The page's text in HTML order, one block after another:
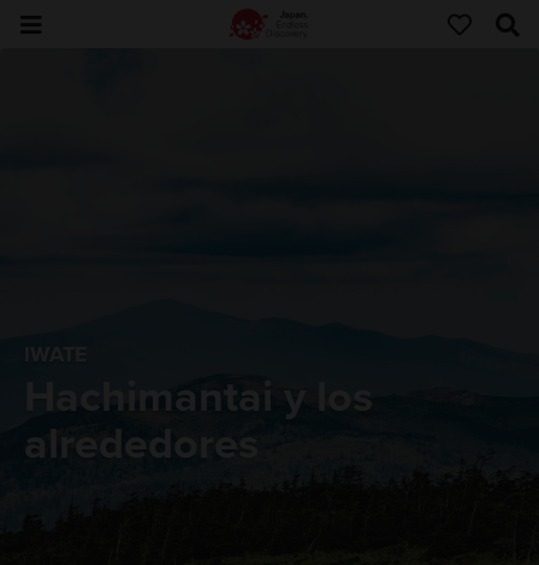
Hachimantai y los
alrededores